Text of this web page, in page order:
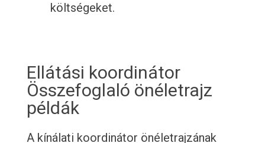
költségeket.
Ellátási koordinátor
Összefoglaló önéletrajz
példák
A kínálati koordinátor önéletrajzának